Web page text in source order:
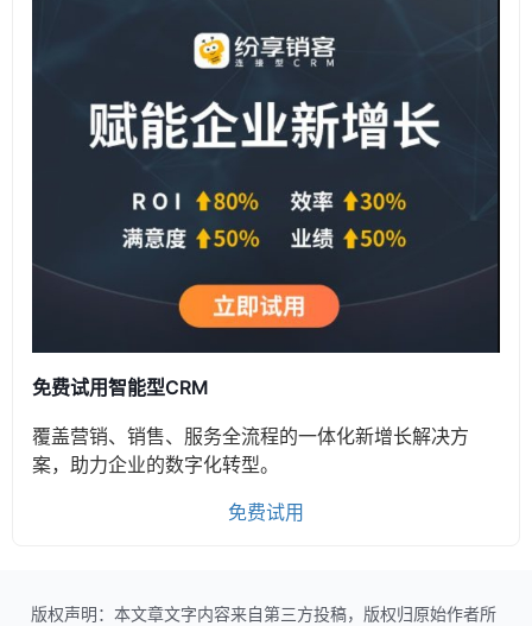
免费试用智能型CRM
覆盖营销、销售、服务全流程的一体化新增长解决方
案，助力企业的数字化转型。
免费试用
版权声明：本文章文字内容来自第三方投稿，版权归原始作者所